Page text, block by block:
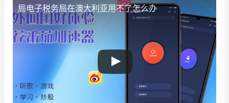
局电子税务局在澳大利亚用不了怎么办